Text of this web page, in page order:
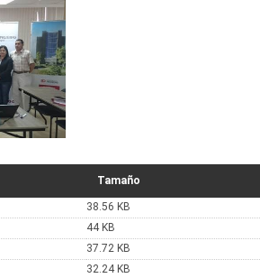
Tamaño
38.56 KB
44 KB
37.72 KB
32.24 KB